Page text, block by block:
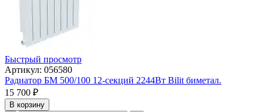
Быстрый просмотр
Артикул: 056580
Радиатор БМ 500/100 12-секций 2244Вт Bilit биметал.
15 700 ₽
В корзину